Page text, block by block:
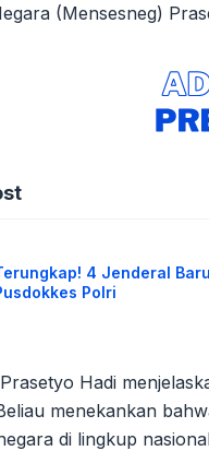
(Mensesneg)
4 Jenderal
Polri
Hadi
menekankan
di lingkup